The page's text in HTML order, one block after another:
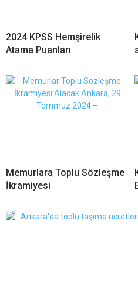
2024 KPSS Hemşirelik
Atama Puanları
Memurlara Toplu Sözleşme
İkramiyesi